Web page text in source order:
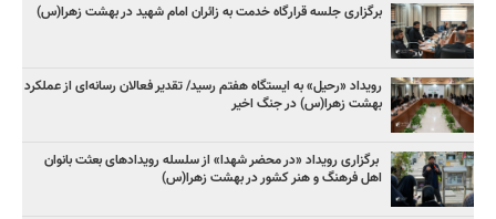
برگزاری جلسه قرارگاه خدمت به زائران امام شهید در بهشت زهرا(س)
رویداد «رحیل» به ایستگاه هفتم رسید/ تقدیر فعالان رسانه‌ای از عملکرد
بهشت زهرا(س) در جنگ اخیر
برگزاری رویداد «در محضر شهدا» از سلسله رویدادهای بعثت بانوان
اهل فرهنگ و هنر کشور در بهشت زهرا(س)